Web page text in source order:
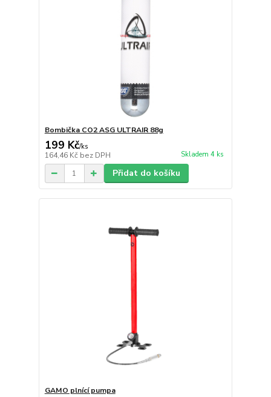
Bombička CO2 ASG ULTRAIR 88g
199 Kč/ks
164,46 Kč bez DPH Skladem 4 ks
Přidat do košíku
GAMO plnící pumpa